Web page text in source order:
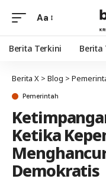
Aa
Berita Terkini Berita
Berita X > Blog >
Pemerintah
Ketika
Demokratis